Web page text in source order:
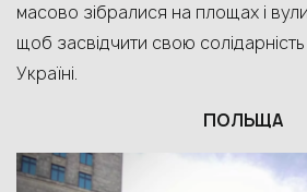
масово зібралися на площах і
щоб засвідчити свою солідарність
Україні.
ПОЛЬЩА